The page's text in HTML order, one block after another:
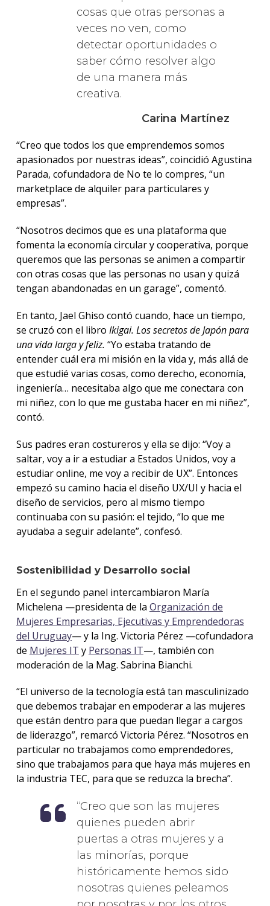
cosas que otras personas a
veces no ven, como
detectar oportunidades o
saber cómo resolver algo
de una manera más
creativa.
Carina Martínez
“Creo que todos los que emprendemos somos
apasionados por nuestras ideas”, coincidió Agustina
Parada, cofundadora de No te lo compres, “un
marketplace de alquiler para particulares y
empresas”.
“Nosotros decimos que es una plataforma que
fomenta la economía circular y cooperativa, porque
queremos que las personas se animen a compartir
con otras cosas que las personas no usan y quizá
tengan abandonadas en un garage”, comentó.
En tanto, Jael Ghiso contó cuando, hace un tiempo,
se cruzó con el libro Ikigai. Los secretos de Japón para
una vida larga y feliz. “Yo estaba tratando de
entender cuál era mi misión en la vida y, más allá de
que estudié varias cosas, como derecho, economía,
ingeniería… necesitaba algo que me conectara con
mi niñez, con lo que me gustaba hacer en mi niñez”,
contó.
Sus padres eran costureros y ella se dijo: “Voy a
saltar, voy a ir a estudiar a Estados Unidos, voy a
estudiar online, me voy a recibir de UX”. Entonces
empezó su camino hacia el diseño UX/UI y hacia el
diseño de servicios, pero al mismo tiempo
continuaba con su pasión: el tejido, “lo que me
ayudaba a seguir adelante”, confesó.
Sostenibilidad y Desarrollo social
En el segundo panel intercambiaron María
Michelena —presidenta de la Organización de
Mujeres Empresarias, Ejecutivas y Emprendedoras
del Uruguay— y la Ing. Victoria Pérez —cofundadora
de Mujeres IT y Personas IT—, también con
moderación de la Mag. Sabrina Bianchi.
“El universo de la tecnología está tan masculinizado
que debemos trabajar en empoderar a las mujeres
que están dentro para que puedan llegar a cargos
de liderazgo”, remarcó Victoria Pérez. “Nosotros en
particular no trabajamos como emprendedores,
sino que trabajamos para que haya más mujeres en
la industria TEC, para que se reduzca la brecha”.
Creo que son las mujeres
quienes pueden abrir
puertas a otras mujeres y a
las minorías, porque
históricamente hemos sido
nosotras quienes peleamos